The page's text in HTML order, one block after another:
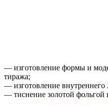
— изготовление формы и
тиража;
— изготовление внутреннего
— тиснение золотой фольгой